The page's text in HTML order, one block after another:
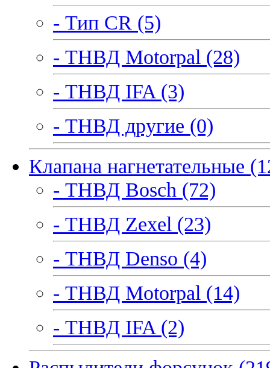
- Тип CR (5)
- ТНВД Motorpal (28)
- ТНВД IFA (3)
- ТНВД другие (0)
Клапана нагнетательные
- ТНВД Bosch (72)
- ТНВД Zexel (23)
- ТНВД Denso (4)
- ТНВД Motorpal (14)
- ТНВД IFA (2)